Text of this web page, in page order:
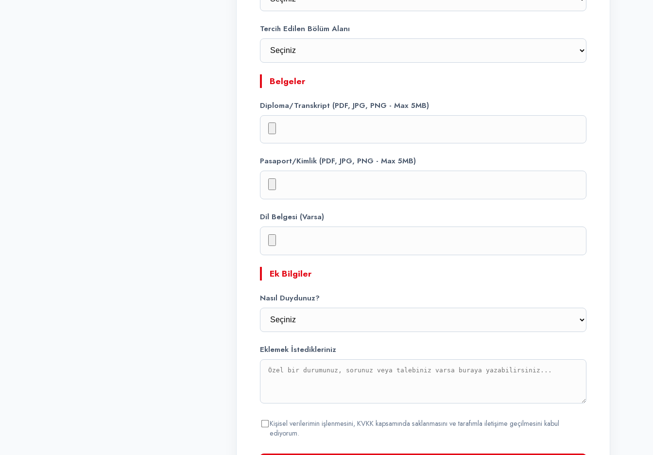
Tercih Edilen Bölüm Alanı
Belgeler
Diploma/Transkript (PDF, JPG, PNG - Max 5MB)
Pasaport/Kimlik (PDF, JPG, PNG - Max 5MB)
Dil Belgesi (Varsa)
Ek Bilgiler
Nasıl Duydunuz?
Eklemek İstedikleriniz
Kişisel verilerimin işlenmesini, KVKK kapsamında saklanmasını ve tarafımla iletişime geçilmesini kabul
ediyorum.